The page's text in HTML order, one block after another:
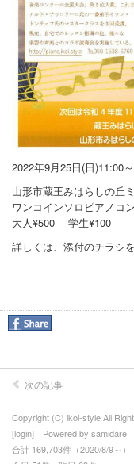
2022年9月25日(日)11:00～
山形市蔵王みはらしの丘
ワンコインソロピアノコ
大人¥500- 学生¥100-
詳しくは、添付のチラシ
次の記事
Copyright (C) ikoi-style All
[login] Powered by samidare
合計 169,703件（2020/8/9～）